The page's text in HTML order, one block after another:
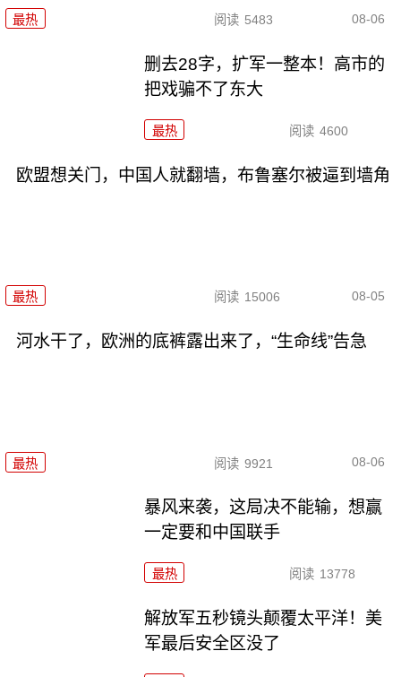
最热 阅读 5483 08-06
删去28字，扩军一整本！高市的
把戏骗不了东大
最热 阅读 4600
欧盟想关门，中国人就翻墙，布鲁塞尔被逼到墙角
最热 阅读 15006 08-05
河水干了，欧洲的底裤露出来了，“生命线”告急
最热 阅读 9921 08-06
暴风来袭，这局决不能输，想赢
一定要和中国联手
最热 阅读 13778
解放军五秒镜头颠覆太平洋！美
军最后安全区没了